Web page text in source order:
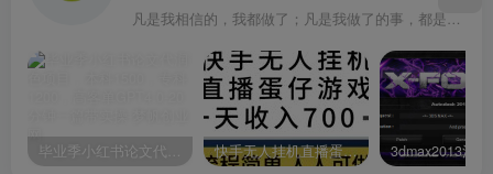
凡是我相信的，我都做了；凡是我做了的事，都是全身心地投入去做的
毕业季小红书论文代润色项目，本科1500，专科1200，高客单GPT4.0-20分钟一篇带实操 快手无人挂机直播蛋仔游戏，一天收入700+流程简单人人可做（送10G素材）